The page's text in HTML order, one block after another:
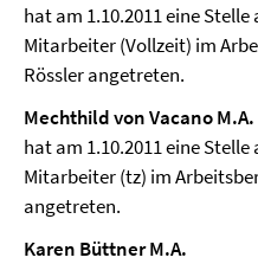
hat am 1.10.2011 eine
Mitarbeiter (Vollzeit) im
Rössler angetreten.
Mechthild von Vacano M.A.
hat am 1.10.2011 eine
Mitarbeiter (tz) im
angetreten.
Karen Büttner M.A.